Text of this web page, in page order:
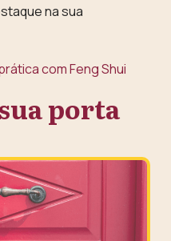
na sua
com Feng Shui
porta